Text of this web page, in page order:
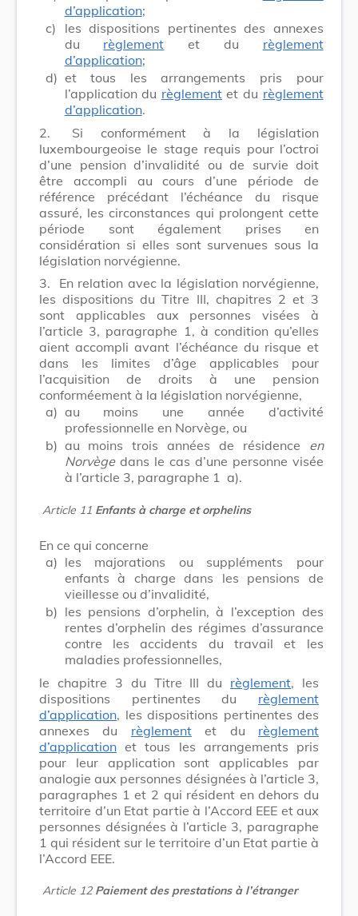
d’application;
c)
les dispositions pertinentes des annexes
du règlement et du règlement
d’application;
d) et tous les arrangements pris pour
l’application du règlementet du règlement
d’application.
2.
Si conformément à la législation
luxembourgeoise le stage requis pour l’octroi
d’une pension d’invalidité ou de survie doit
être accompli au cours d’une période de
référence précédant l’échéance du risque
assuré, les circonstances qui prolongent cette
période sont également prises en
considération si elles sont survenues sous la
législation norvégienne.
3.
En relation avec la législation norvégienne,
les dispositions du Titre III, chapitres 2 et 3
sont applicables aux personnes visées à
l’article 3, paragraphe 1, à condition qu’elles
aient accompli avant l’échéance du risque et
dans les limites d’âge applicables pour
l’acquisition de droits à une pension
conforméement à la législation norvégienne,
a) au moins une année d’activité
professionnelle en Norvège, ou
b) au moins trois années de résidence en
Norvègedans le cas d’une personne visée
à l’article 3, paragraphe 1 a).
Article 11 Enfants à charge et orphelins
En ce qui concerne
a) les majorations ou suppléments pour
enfants à charge dans les pensions de
vieillesse ou d’invalidité,
b) les pensions d’orphelin, à l’exception des
rentes d’orphelin des régimes d’assurance
contre les accidents du travail et les
maladies professionnelles,
le chapitre 3 du Titre III du règlement, les
dispositions pertinentes du règlement
d’application, les dispositions pertinentes des
annexes du règlementet du règlement
d’application et tous les arrangements pris
pour leur application sont applicables par
analogie aux personnes désignées à l’article 3,
paragraphes 1 et 2 qui résident en dehors du
territoire d’un Etat partie à l’Accord EEE et aux
personnes désignées à l’article 3, paragraphe
1 qui résident sur le territoire d’un Etat partie à
l’Accord EEE.
Article 12 Paiement des prestations à l’étranger